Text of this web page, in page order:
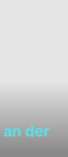
der